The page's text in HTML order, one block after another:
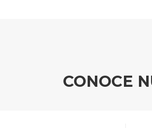
CONOCE